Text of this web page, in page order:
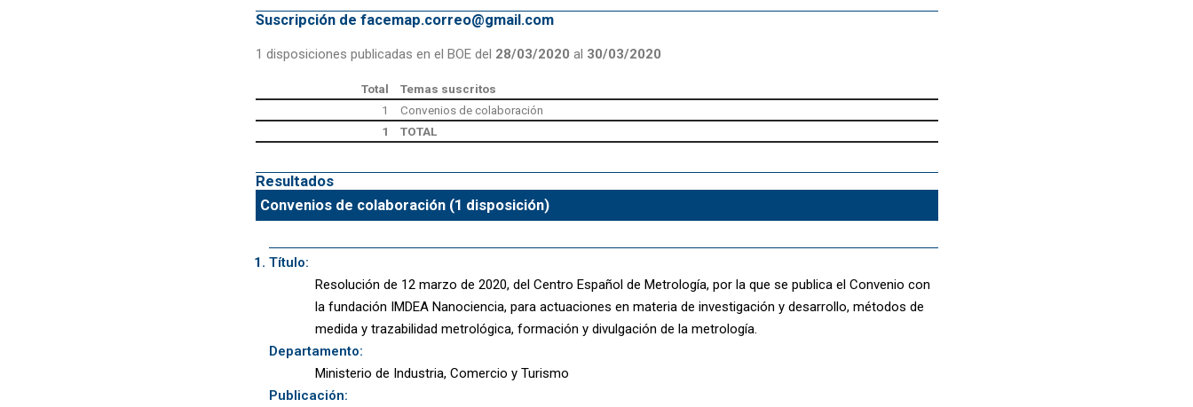
Suscripción de facemap.correo@gmail.com
1 disposiciones publicadas en el BOE del 28/03/2020 al 30/03/2020
Total
Temas suscritos
1
Convenios de colaboración
1
TOTAL
Resultados
Convenios de colaboración (1 disposición)
Título:
Resolución de 12 marzo de 2020, del Centro Español de Metrología, por la que se publica el Convenio con
la fundación IMDEA Nanociencia, para actuaciones en materia de investigación y desarrollo, métodos de
medida y trazabilidad metrológica, formación y divulgación de la metrología.
Departamento:
Ministerio de Industria, Comercio y Turismo
Publicación: